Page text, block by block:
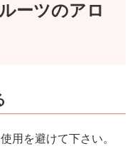
ーツのアロ
用を避けて下さい。